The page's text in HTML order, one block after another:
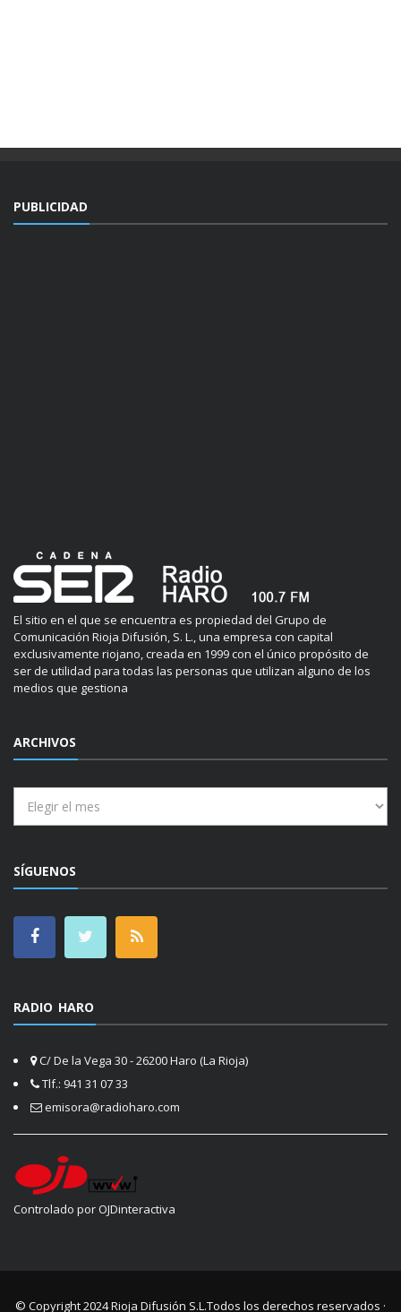
PUBLICIDAD
El sitio en el que se encuentra es propiedad del Grupo de
Comunicación Rioja Difusión, S. L., una empresa con capital
exclusivamente riojano, creada en 1999 con el único propósito de
ser de utilidad para todas las personas que utilizan alguno de los
medios que gestiona
ARCHIVOS
SÍGUENOS
RADIO HARO
C/ De la Vega 30 - 26200 Haro (La Rioja)
Tlf.: 941 31 07 33
emisora@radioharo.com
Controlado por OJDinteractiva
© Copyright 2024Rioja Difusión S.L.Todos los derechos reservados ·